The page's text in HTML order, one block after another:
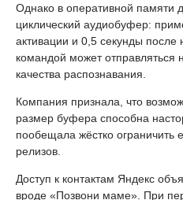
Однако в оперативной памяти
циклический аудиобуфер:
активации и 0,5 секунды после
командой может отправляться
качества распознавания.
Компания признала, что
размер буфера способна
пообещала жёстко ограничить
релизов.
Доступ к контактам Яндекс
вроде «Позвони маме». При